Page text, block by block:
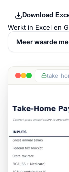
Download
Werkt in Excel en
Meer waarde
take-